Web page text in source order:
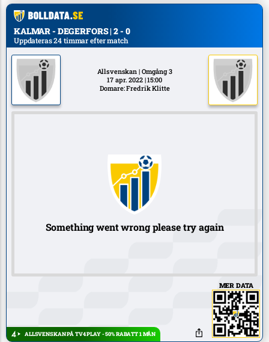
KALMAR - DEGERFORS | 2 - 0
Uppdateras 24 timmar efter match
Allsvenskan | Omgång 3
17 apr. 2022 | 15:00
Domare: Fredrik Klitte
Something went wrong please try again
ALLSVENSKAN PÅ TV4 PLAY - 50% RABATT 1 MÅN
MER DATA